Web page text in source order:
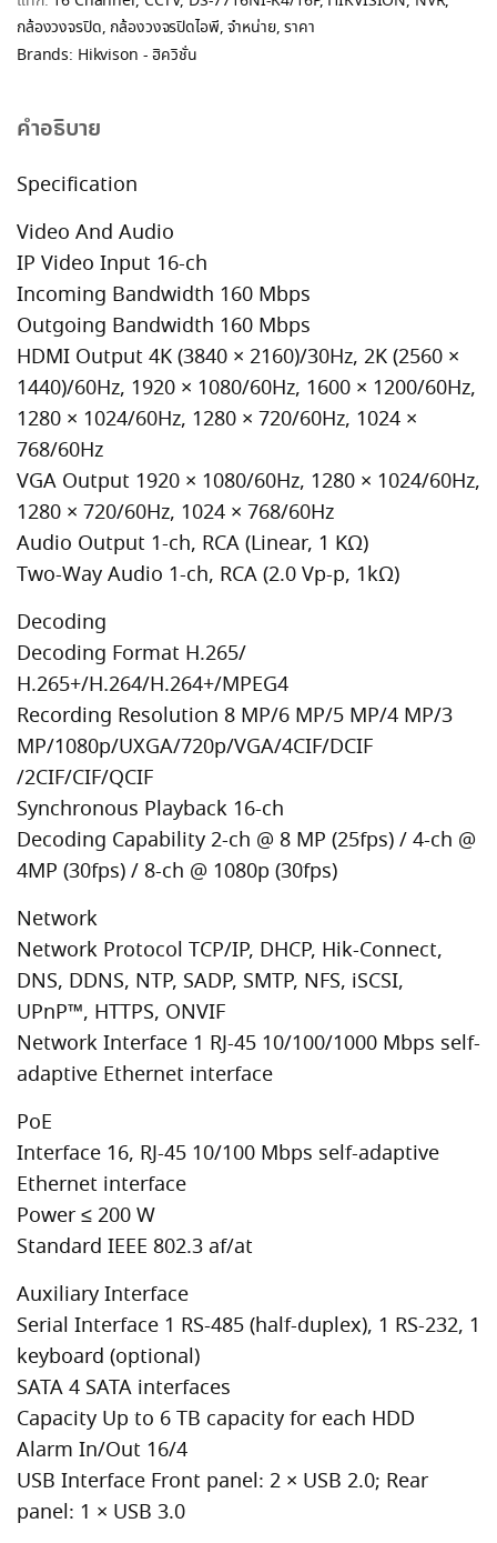
กล้องวงจรปิด, กล้องวงจรปิดไอพี,จำหน่าย,ราคา
Brands: Hikvison - ฮิควิชั่น
คำอธิบาย
Specification
Video And Audio
IP Video Input 16-ch
Incoming Bandwidth 160 Mbps
Outgoing Bandwidth 160 Mbps
HDMI Output 4K (3840 × 2160)/30Hz, 2K (2560 ×
1440)/60Hz, 1920 × 1080/60Hz, 1600 × 1200/60Hz,
1280 × 1024/60Hz, 1280 × 720/60Hz, 1024 ×
768/60Hz
VGA Output 1920 × 1080/60Hz, 1280 × 1024/60Hz,
1280 × 720/60Hz, 1024 × 768/60Hz
Audio Output 1-ch, RCA (Linear, 1 KΩ)
Two-Way Audio 1-ch, RCA (2.0 Vp-p, 1kΩ)
Decoding
Decoding Format H.265/
H.265+/H.264/H.264+/MPEG4
Recording Resolution 8 MP/6 MP/5 MP/4 MP/3
MP/1080p/UXGA/720p/VGA/4CIF/DCIF
/2CIF/CIF/QCIF
Synchronous Playback 16-ch
Decoding Capability 2-ch @ 8 MP (25fps) / 4-ch @
4MP (30fps) / 8-ch @ 1080p (30fps)
Network
Network Protocol TCP/IP, DHCP, Hik-Connect,
DNS, DDNS, NTP, SADP, SMTP, NFS, iSCSI,
UPnP™, HTTPS, ONVIF
Network Interface 1 RJ-45 10/100/1000 Mbps self-
adaptive Ethernet interface
PoE
Interface 16, RJ-45 10/100 Mbps self-adaptive
Ethernet interface
Power ≤ 200 W
Standard IEEE 802.3 af/at
Auxiliary Interface
Serial Interface 1 RS-485 (half-duplex), 1 RS-232, 1
keyboard (optional)
SATA 4 SATA interfaces
Capacity Up to 6 TB capacity for each HDD
Alarm In/Out 16/4
USB Interface Front panel: 2 × USB 2.0; Rear
panel: 1 × USB 3.0